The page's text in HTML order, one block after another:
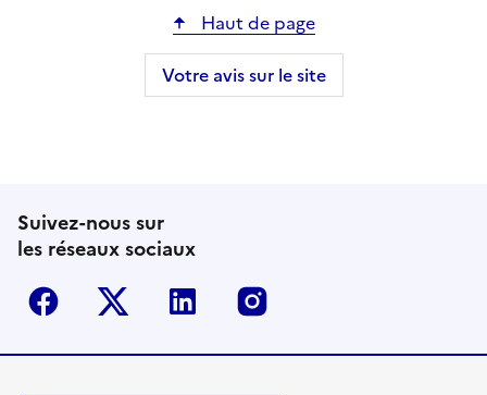
Haut de page
Votre avis sur le site
Suivez-nous sur
les réseaux sociaux
Facebook Twitter-X Linkedin